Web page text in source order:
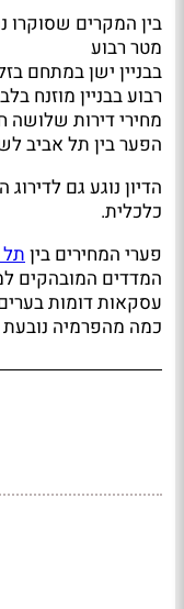
מטר רבוע
רבוע בבניין מוזנח
מחירי דירות
הפער בין תל אביב
הדיון נוגע גם
כלכלית.
פערי המחירים ביןתל
המדדים המובהקים
עסקאות דומות
כמה מהפרמיה